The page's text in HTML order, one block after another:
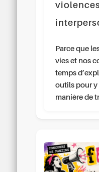
violences
Parce que
vies et nos
temps
outils pour y
manière de